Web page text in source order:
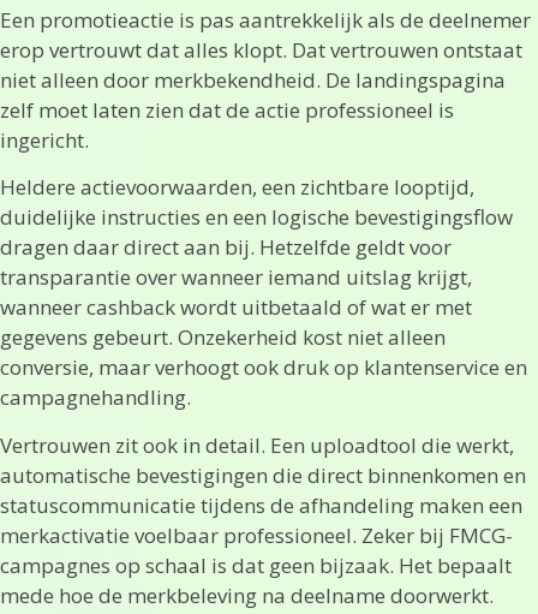
Een promotieactie is pas aantrekkelijk als de deelnemer
erop vertrouwt dat alles klopt. Dat vertrouwen ontstaat
niet alleen door merkbekendheid. De landingspagina
zelf moet laten zien dat de actie professioneel is
ingericht.
Heldere actievoorwaarden, een zichtbare looptijd,
duidelijke instructies en een logische bevestigingsflow
dragen daar direct aan bij. Hetzelfde geldt voor
transparantie over wanneer iemand uitslag krijgt,
wanneer cashback wordt uitbetaald of wat er met
gegevens gebeurt. Onzekerheid kost niet alleen
conversie, maar verhoogt ook druk op klantenservice en
campagnehandling.
Vertrouwen zit ook in detail. Een uploadtool die werkt,
automatische bevestigingen die direct binnenkomen en
statuscommunicatie tijdens de afhandeling maken een
merkactivatie voelbaar professioneel. Zeker bij FMCG-
campagnes op schaal is dat geen bijzaak. Het bepaalt
mede hoe de merkbeleving na deelname doorwerkt.